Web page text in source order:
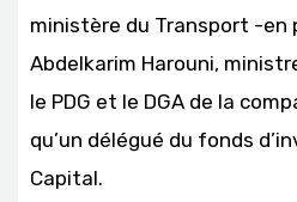
ministère du Transport -en
Abdelkarim Harouni,
le PDG et le DGA de la
qu’un délégué du fonds
Capital.